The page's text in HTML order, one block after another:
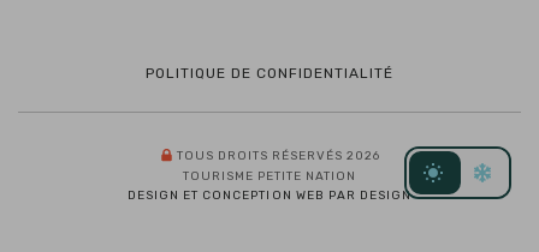
TOUS DROITS RÉSERVÉS 2026
TOURISME PETITE NATION
DESIGN ET CONCEPTION WEB PAR DESIGN
POLITIQUE DE CONFIDENTIALITÉ